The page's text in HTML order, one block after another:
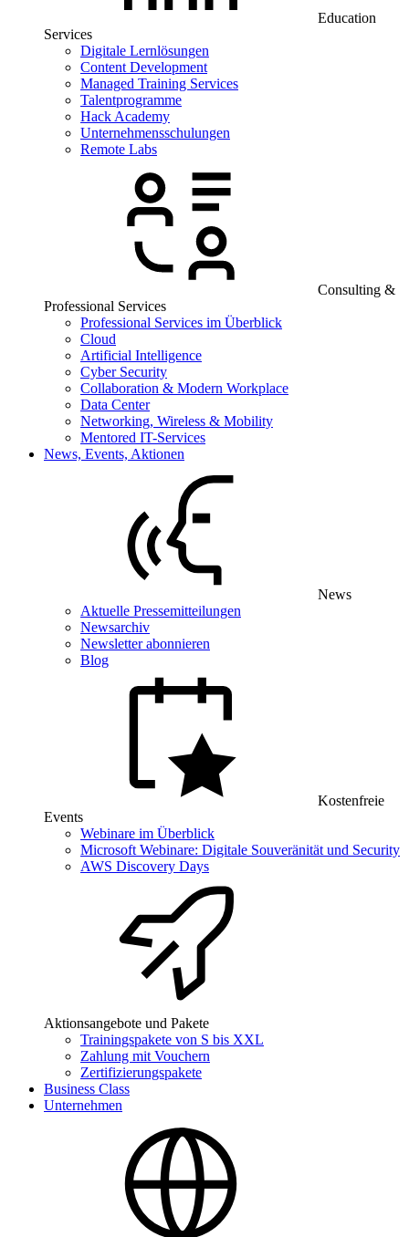
Education
Services
Digitale Lernlösungen
Content Development
Managed Training Services
Talentprogramme
Hack Academy
Unternehmensschulungen
Remote Labs
Consulting &
Professional Services
Professional Services im Überblick
Cloud
Artificial Intelligence
Cyber Security
Collaboration & Modern Workplace
Data Center
Networking, Wireless & Mobility
Mentored IT-Services
News, Events, Aktionen
News
Aktuelle Pressemitteilungen
Newsarchiv
Newsletter abonnieren
Blog
Kostenfreie
Events
Webinare im Überblick
Microsoft Webinare: Digitale Souveränität und Security
AWS Discovery Days
Aktionsangebote und Pakete
Trainingspakete von S bis XXL
Zahlung mit Vouchern
Zertifizierungspakete
Business Class
Unternehmen